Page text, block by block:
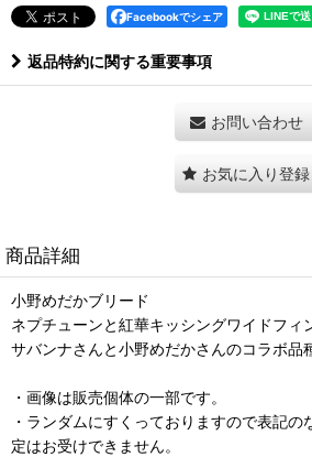
Facebookでシェア
返品特約に関する重要事項
お問い合わせ
お気に入り登録
商品詳細
小野めだかブリード
ネプチューンと紅華キッシングワイドフィ
サバンナさんと小野めだかさんのコラボ品
・画像は販売個体の一部です。
・ランダムにすくっておりますので表記
定はお受けできません。